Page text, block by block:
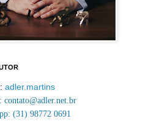
adler.martins
(31) 98772 0691